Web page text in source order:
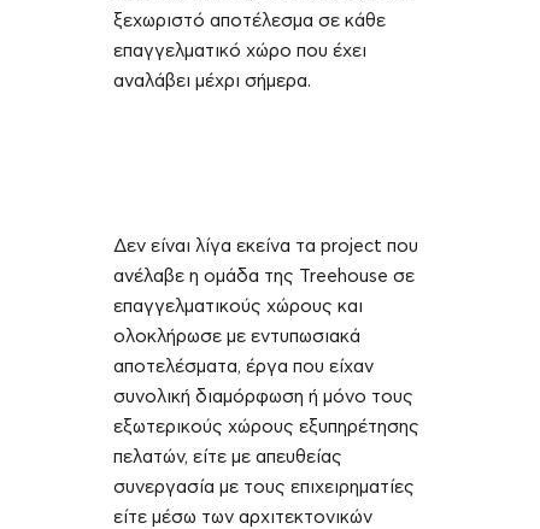
ξεχωριστό αποτέλεσμα σε κάθε
επαγγελματικό χώρο που έχει
αναλάβει μέχρι σήμερα.
Δεν είναι λίγα εκείνα τα project που
ανέλαβε η ομάδα της Treehouse σε
επαγγελματικούς χώρους και
ολοκλήρωσε με εντυπωσιακά
αποτελέσματα, έργα που είχαν
συνολική διαμόρφωση ή μόνο τους
εξωτερικούς χώρους εξυπηρέτησης
πελατών, είτε με απευθείας
συνεργασία με τους επιχειρηματίες
είτε μέσω των αρχιτεκτονικών